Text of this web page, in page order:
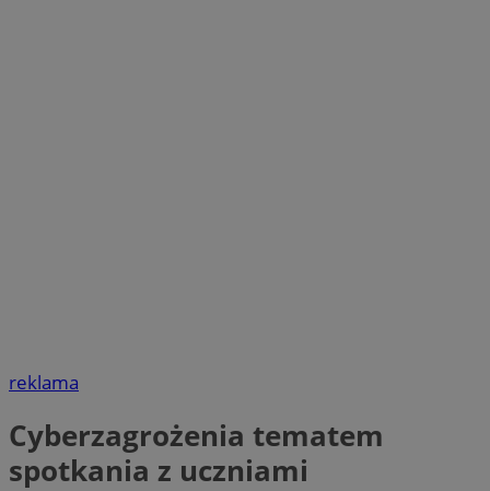
reklama
Cyberzagrożenia tematem
spotkania z uczniami